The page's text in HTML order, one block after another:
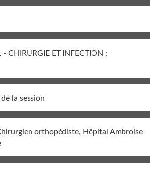
CHIRURGIE ET INFECTION :
la session
orthopédiste, Hôpital Ambroise